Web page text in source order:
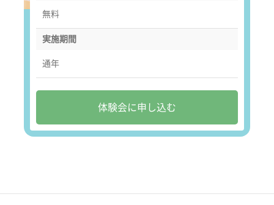
無料
実施期間
通年
体験会に申し込む